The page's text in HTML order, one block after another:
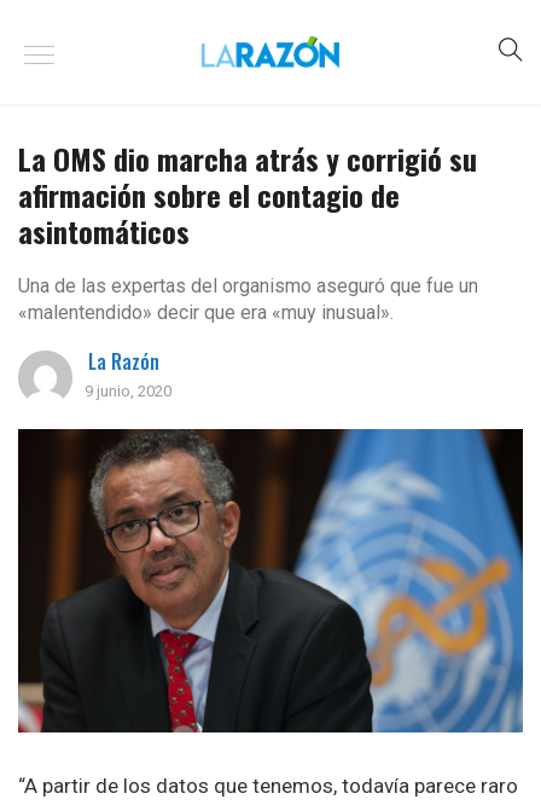
La OMS dio marcha atrás y corrigió su
afirmación sobre el contagio de
asintomáticos
Una de las expertas del organismo aseguró que fue un
«malentendido» decir que era «muy inusual».
La Razón
9 junio, 2020
“A partir de los datos que tenemos, todavía parece raro